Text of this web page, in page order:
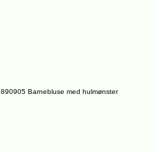
890905 Barnebluse med hulmønster